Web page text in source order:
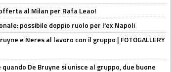
al Milan per Rafa Leao!
possibile doppio ruolo per l'ex Napoli
e Neres al lavoro con il gruppo | FOTOGALLERY
De Bruyne si unisce al gruppo, due buone